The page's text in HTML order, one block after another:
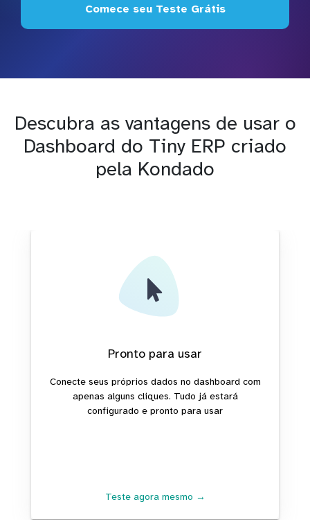
Comece seu Teste Grátis
Descubra as vantagens de usar o
Dashboard do Tiny ERP criado
pela Kondado
Pronto para usar
Conecte seus próprios dados no dashboard com
apenas alguns cliques. Tudo já estará
configurado e pronto para usar
Teste agora mesmo →